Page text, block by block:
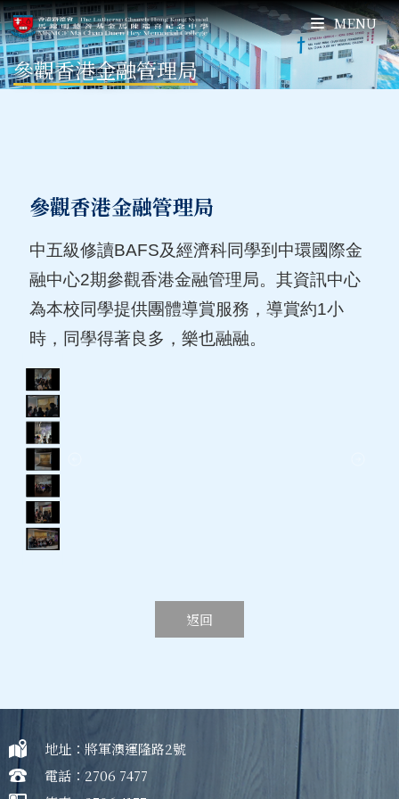
MENU
參觀香港金融管理局
參觀香港金融管理局
中五級修讀BAFS及經濟科同學到中環國際金
融中心2期參觀香港金融管理局。其資訊中心
為本校同學提供團體導賞服務，導賞約1小
時，同學得著良多，樂也融融。
返回
地址：將軍澳運隆路2號
電話：2706 7477